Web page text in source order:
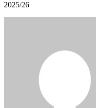
2025/26